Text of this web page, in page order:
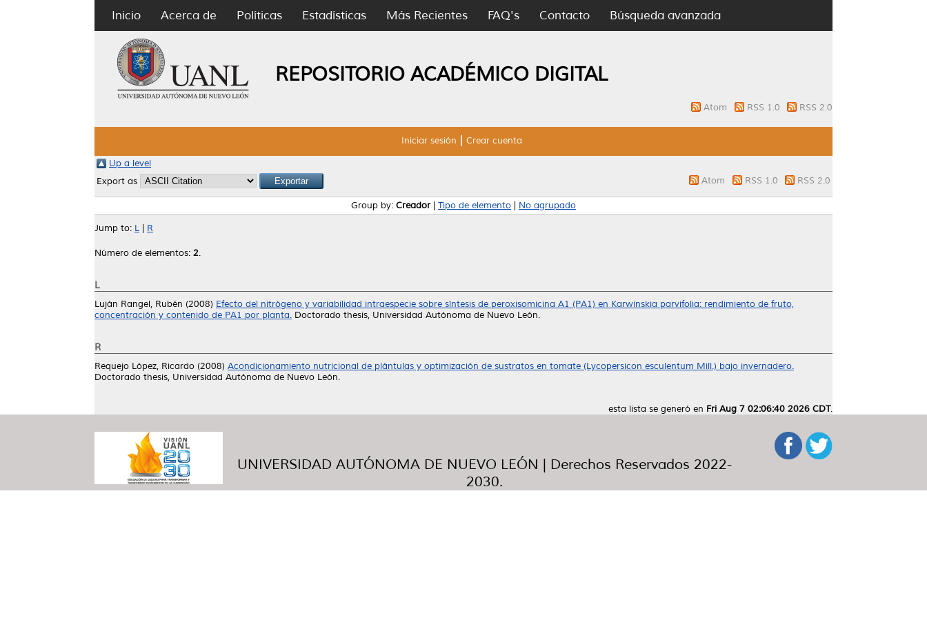
Inicio Acerca de Políticas Estadísticas Más Recientes FAQ's Contacto Búsqueda avanzada
REPOSITORIO ACADÉMICO DIGITAL
Atom RSS 1.0 RSS 2.0
Iniciar sesión Crear cuenta
Up a level
Export as
Atom RSS 1.0 RSS 2.0
Group by: Creador Tipo de elemento No agrupado
Jump to: L R
Número de elementos: 2.
L
Luján Rangel, Rubén (2008) Efecto del nitrógeno y variabilidad intraespecie sobre síntesis de peroxisomicina A1 (PA1) en Karwinskia parvifolia: rendimiento de fruto,
concentración y contenido de PA1 por planta. Doctorado thesis, Universidad Autónoma de Nuevo León.
R
Requejo López, Ricardo (2008) Acondicionamiento nutricional de plántulas y optimización de sustratos en tomate (Lycopersicon esculentum Mill.) bajo invernadero.
Doctorado thesis, Universidad Autónoma de Nuevo León.
esta lista se generó en Fri Aug 7 02:06:40 2026 CDT.
UNIVERSIDAD AUTÓNOMA DE NUEVO LEÓN | Derechos Reservados 2022-
2030.